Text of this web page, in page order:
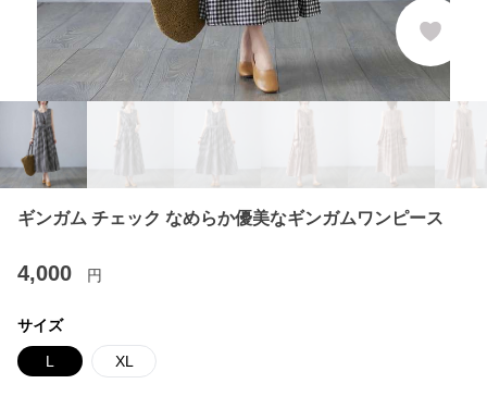
ギンガム チェック なめらか優美なギンガムワンピース
4,000 円
サイズ
L XL